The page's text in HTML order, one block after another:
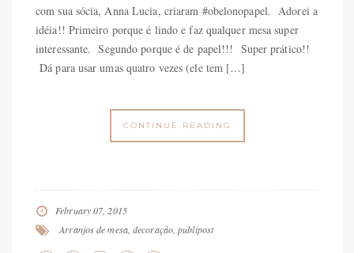
com sua sócia, Anna Lucia, criaram #obelonopapel. Adorei a
idéia!! Primeiro porque é lindo e faz qualquer mesa super
interessante. Segundo porque é de papel!!! Super prático!!
Dá para usar umas quatro vezes (ele tem […]
CONTINUE READING
February 07, 2015
Arranjos de mesa,decoração,publipost